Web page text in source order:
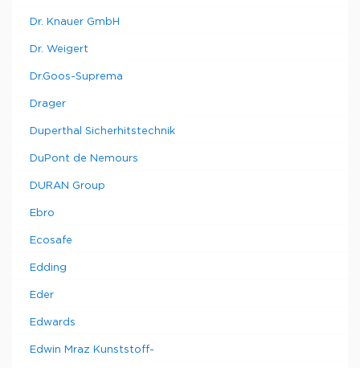
Dr. Knauer GmbH
Dr. Weigert
Dr.Goos-Suprema
Drager
Duperthal Sicherhitstechnik
DuPont de Nemours
DURAN Group
Ebro
Ecosafe
Edding
Eder
Edwards
Edwin Mraz Kunststoff-